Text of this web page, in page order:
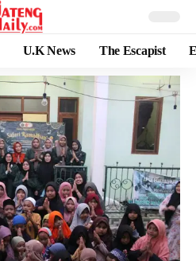
U.K News The Escapist